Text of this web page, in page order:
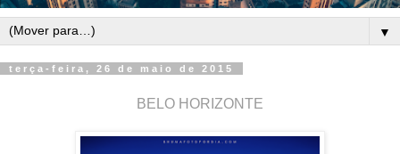
▼
terça-feira, 26 de maio de 2015
BELO HORIZONTE